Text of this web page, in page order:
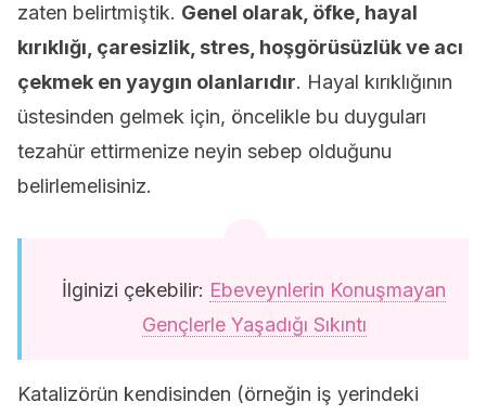
zaten belirtmiştik. Genel olarak, öfke, hayal
kırıklığı, çaresizlik, stres, hoşgörüsüzlük ve acı
çekmek en yaygın olanlarıdır. Hayal kırıklığının
üstesinden gelmek için, öncelikle bu duyguları
tezahür ettirmenize neyin sebep olduğunu
belirlemelisiniz.
İlginizi çekebilir: Ebeveynlerin Konuşmayan
Gençlerle Yaşadığı Sıkıntı
Katalizörün kendisinden (örneğin iş yerindeki